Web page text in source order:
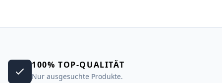
100% TOP-QUALITÄT
Nur ausgesuchte Produkte.